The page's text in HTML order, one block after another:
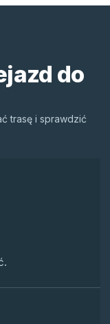
do
trasę i sprawdzić